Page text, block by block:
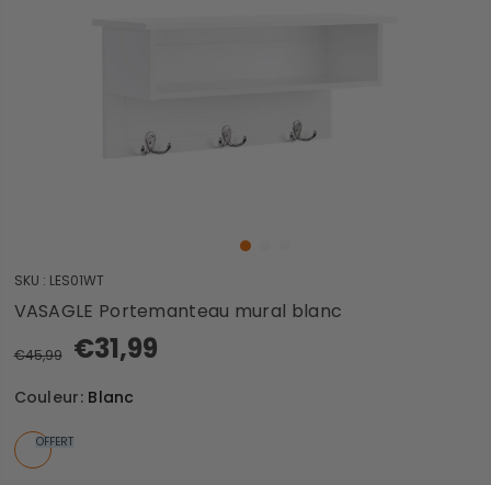
SKU : LES01WT
VASAGLE Portemanteau mural blanc
€45,99 €31,99
Couleur: Blanc
OFFERT